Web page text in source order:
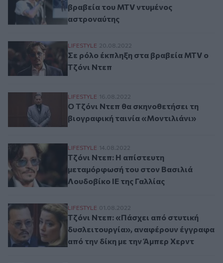
βραβεία του MTV ντυμένος
αστροναύτης
Σε ρόλο έκπληξη στα βραβεία MTV ο
LIFESTYLE 20.08.2022
Σε ρόλο έκπληξη στα βραβεία MTV ο
Τζόνι Ντεπ
Ο Τζόνι Ντεπ θα σκηνοθετήσει τη
LIFESTYLE 16.08.2022
Ο Τζόνι Ντεπ θα σκηνοθετήσει τη
βιογραφική ταινία «Μοντιλιάνι»
Τζόνι Ντεπ: Η απίστευτη μεταμόρφωσή
LIFESTYLE 14.08.2022
Τζόνι Ντεπ: Η απίστευτη
μεταμόρφωσή του στον Βασιλιά
Λουδοβίκο ΙΕ της Γαλλίας
Τζόνι Ντεπ: «Πάσχει από στυτική
LIFESTYLE 01.08.2022
Τζόνι Ντεπ: «Πάσχει από στυτική
δυσλειτουργία», αναφέρουν έγγραφα
από την δίκη με την Άμπερ Χερντ